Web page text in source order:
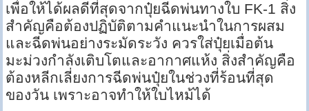
เพื่อให้ได้ผลดีที่สุดจากปุ๋ยฉีดพ่นทางใบ FK-1 สิ่ง
สำคัญคือต้องปฏิบัติตามคำแนะนำในการผสม
และฉีดพ่นอย่างระมัดระวัง ควรใส่ปุ๋ยเมื่อต้น
มะม่วงกำลังเติบโตและอากาศแห้ง สิ่งสำคัญคือ
ต้องหลีกเลี่ยงการฉีดพ่นปุ๋ยในช่วงที่ร้อนที่สุด
ของวัน เพราะอาจทำให้ใบไหม้ได้